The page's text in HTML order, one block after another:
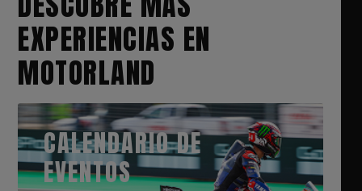
EXPERIENCIAS EN
MOTORLAND
CALENDARIO DE
EVENTOS